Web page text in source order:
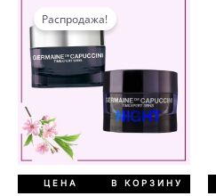
Распродажа!
ЦЕНА В КОРЗИНУ